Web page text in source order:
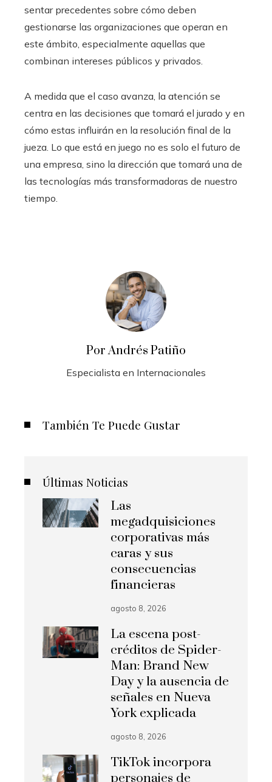
sentar precedentes sobre cómo deben
gestionarse las organizaciones que operan en
este ámbito, especialmente aquellas que
combinan intereses públicos y privados.
A medida que el caso avanza, la atención se
centra en las decisiones que tomará el jurado y en
cómo estas influirán en la resolución final de la
jueza. Lo que está en juego no es solo el futuro de
una empresa, sino la dirección que tomará una de
las tecnologías más transformadoras de nuestro
tiempo.
Por Andrés Patiño
Especialista en Internacionales
También Te Puede Gustar
Últimas Noticias
Las
megadquisiciones
corporativas más
caras y sus
consecuencias
financieras
agosto 8, 2026
La escena post-
créditos de Spider-
Man: Brand New
Day y la ausencia de
señales en Nueva
York explicada
agosto 8, 2026
TikTok incorpora
personajes de